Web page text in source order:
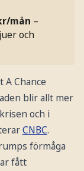
mån –
och
Chance
blir allt mer
och i
CNBC.
förmåga
fått